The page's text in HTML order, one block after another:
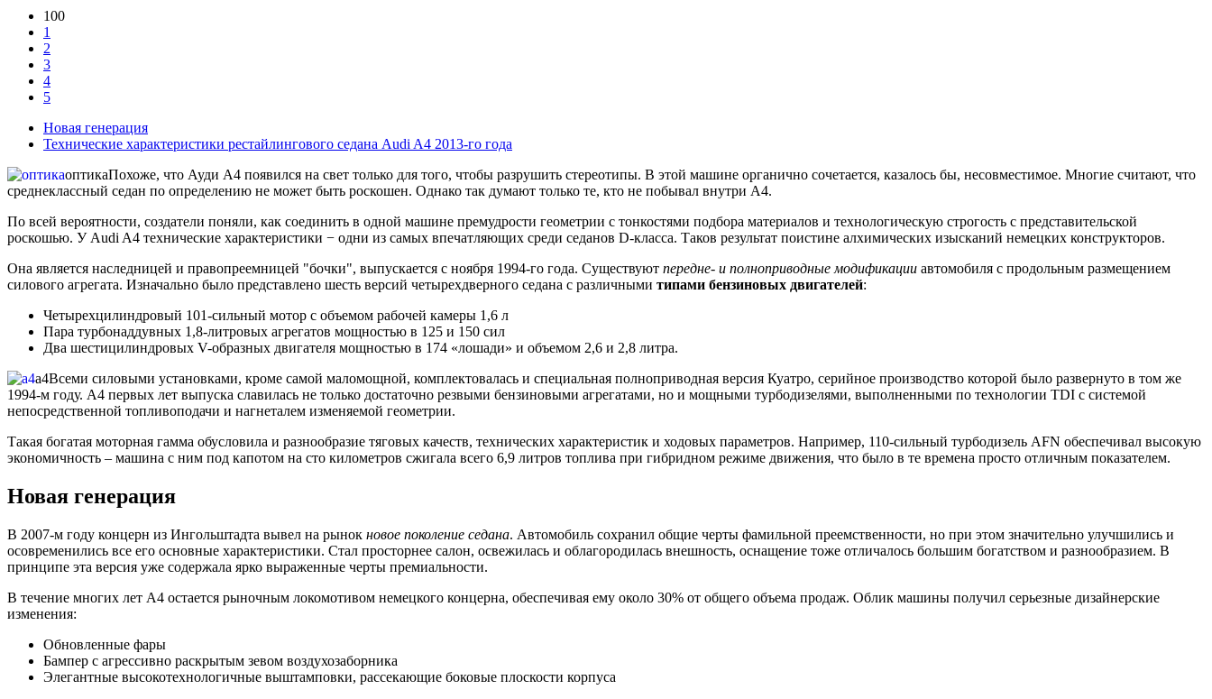
100
1
2
3
4
5
Новая генерация
Технические характеристики рестайлингового седана Audi A4 2013-го года
оптикаПохоже, что Ауди A4 появился на свет только для того, чтобы разрушить стереотипы. В этой машине органично сочетается, казалось бы, несовместимое. Многие считают, что
среднеклассный седан по определению не может быть роскошен. Однако так думают только те, кто не побывал внутри А4.
По всей вероятности, создатели поняли, как соединить в одной машине премудрости геометрии с тонкостями подбора материалов и технологическую строгость с представительской
роскошью. У Audi A4 технические характеристики − одни из самых впечатляющих среди седанов D-класса. Таков результат поистине алхимических изысканий немецких конструкторов.
Она является наследницей и правопреемницей "бочки", выпускается с ноября 1994-го года. Существуют передне- и полноприводные модификации автомобиля с продольным размещением
силового агрегата. Изначально было представлено шесть версий четырехдверного седана с различными типами бензиновых двигателей:
Четырехцилиндровый 101-сильный мотор с объемом рабочей камеры 1,6 л
Пара турбонаддувных 1,8-литровых агрегатов мощностью в 125 и 150 сил
Два шестицилиндровых V-образных двигателя мощностью в 174 «лошади» и объемом 2,6 и 2,8 литра.
а4Всеми силовыми установками, кроме самой маломощной, комплектовалась и специальная полноприводная версия Куатро, серийное производство которой было развернуто в том же
1994-м году. A4 первых лет выпуска славилась не только достаточно резвыми бензиновыми агрегатами, но и мощными турбодизелями, выполненными по технологии TDI с системой
непосредственной топливоподачи и нагнеталем изменяемой геометрии.
Такая богатая моторная гамма обусловила и разнообразие тяговых качеств, технических характеристик и ходовых параметров. Например, 110-сильный турбодизель AFN обеспечивал высокую
экономичность – машина с ним под капотом на сто километров сжигала всего 6,9 литров топлива при гибридном режиме движения, что было в те времена просто отличным показателем.
Новая генерация
В 2007-м году концерн из Ингольштадта вывел на рынок новое поколение седана. Автомобиль сохранил общие черты фамильной преемственности, но при этом значительно улучшились и
осовременились все его основные характеристики. Стал просторнее салон, освежилась и облагородилась внешность, оснащение тоже отличалось большим богатством и разнообразием. В
принципе эта версия уже содержала ярко выраженные черты премиальности.
В течение многих лет А4 остается рыночным локомотивом немецкого концерна, обеспечивая ему около 30% от общего объема продаж. Облик машины получил серьезные дизайнерские
изменения:
Обновленные фары
Бампер с агрессивно раскрытым зевом воздухозаборника
Элегантные высокотехнологичные выштамповки, рассекающие боковые плоскости корпуса